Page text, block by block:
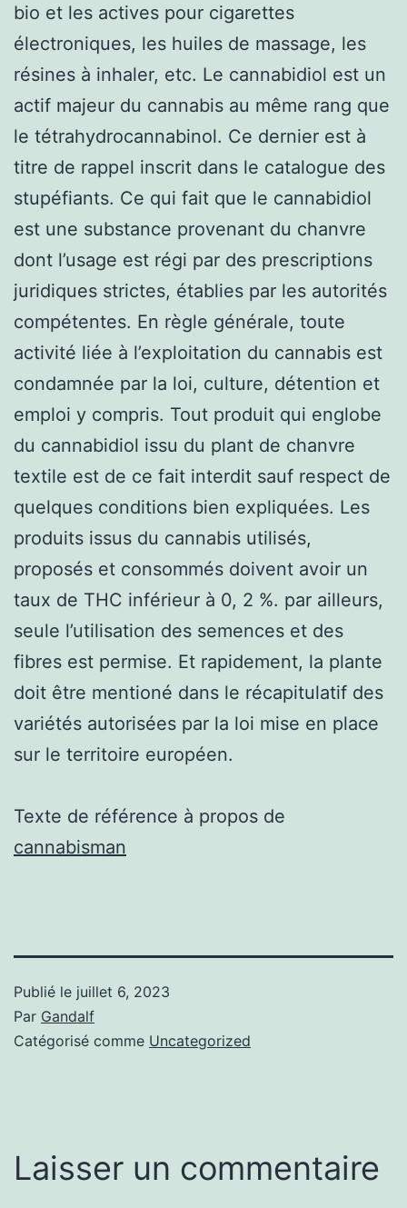
bio et les actives pour cigarettes
électroniques, les huiles de massage, les
résines à inhaler, etc. Le cannabidiol est un
actif majeur du cannabis au même rang que
le tétrahydrocannabinol. Ce dernier est à
titre de rappel inscrit dans le catalogue des
stupéfiants. Ce qui fait que le cannabidiol
est une substance provenant du chanvre
dont l’usage est régi par des prescriptions
juridiques strictes, établies par les autorités
compétentes. En règle générale, toute
activité liée à l’exploitation du cannabis est
condamnée par la loi, culture, détention et
emploi y compris. Tout produit qui englobe
du cannabidiol issu du plant de chanvre
textile est de ce fait interdit sauf respect de
quelques conditions bien expliquées. Les
produits issus du cannabis utilisés,
proposés et consommés doivent avoir un
taux de THC inférieur à 0, 2 %. par ailleurs,
seule l’utilisation des semences et des
fibres est permise. Et rapidement, la plante
doit être mentioné dans le récapitulatif des
variétés autorisées par la loi mise en place
sur le territoire européen.
Texte de référence à propos de
cannabisman
Publié le juillet 6, 2023
Par Gandalf
Catégorisé comme Uncategorized
Laisser un commentaire